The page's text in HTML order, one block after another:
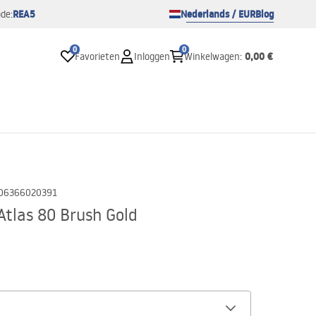
REA5 Nederlands / EURBlog
0
Favorieten Inloggen
0
Winkelwagen: 0,00 €
80 Brush Gold